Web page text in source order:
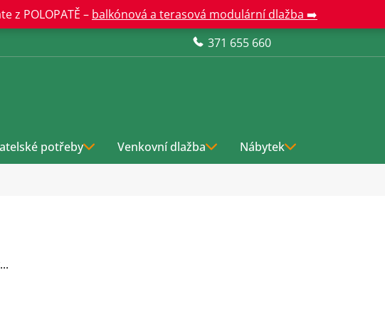
z POLOPATĚ – balkónová a terasová modulární dlažba ➡️
371 655 660
potřeby Venkovní dlažba Nábytek